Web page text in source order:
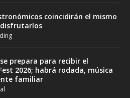
coincidirán el mismo
prepara para recibir el
2026; habrá rodada, música
familiar